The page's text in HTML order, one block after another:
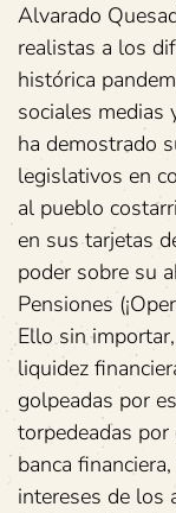
Alvarado
realistas a los
histórica
sociales medias
ha demostrado
legislativos en
al pueblo
en sus tarjetas
poder sobre su
Pensiones
Ello sin
liquidez
golpeadas por
torpedeadas
banca
intereses de los